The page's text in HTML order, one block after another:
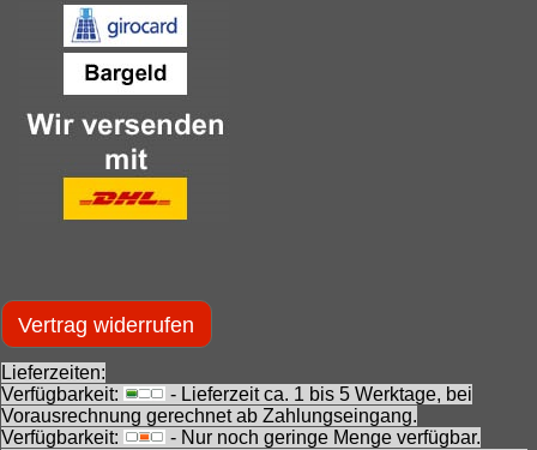
Vertrag widerrufen
Lieferzeiten:
Verfügbarkeit:
- Lieferzeit ca. 1 bis 5 Werktage, bei
Vorausrechnung gerechnet ab Zahlungseingang.
Verfügbarkeit:
- Nur noch geringe Menge verfügbar.